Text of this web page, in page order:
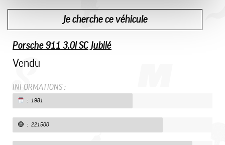
Je cherche ce véhicule
Porsche 911 3.0l SC Jubilé
Vendu
INFORMATIONS :
: 1981
: 221500